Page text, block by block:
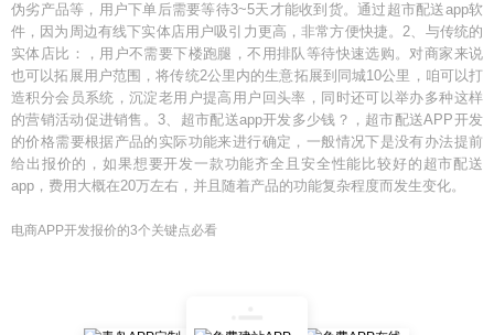
伪劣产品等，用户下单后需要等待3~5天才能收到货。通过超市配送app软
件，因为周边有线下实体店用户吸引力更高，非常方便快捷。2、与传统的
实体店比：，用户不需要下楼跑腿，不用排队等待快速选购。对商家来说
也可以拓展用户范围，将传统2公里内的生意拓展到同城10公里，咱可以打
造积分会员系统，沉淀老用户提高用户回头率，同时还可以举办多种这样
的营销活动促进销售。3、超市配送app开发多少钱？，超市配送APP开发
的价格需要根据产品的实际功能来进行确定，一般情况下是没有办法提前
给出报价的，如果想要开发一款功能齐全且安全性能比较好的超市配送
app，费用大概在20万左右，并且随着产品的功能复杂程度而发生变化。
电商APP开发报价的3个关键点必看